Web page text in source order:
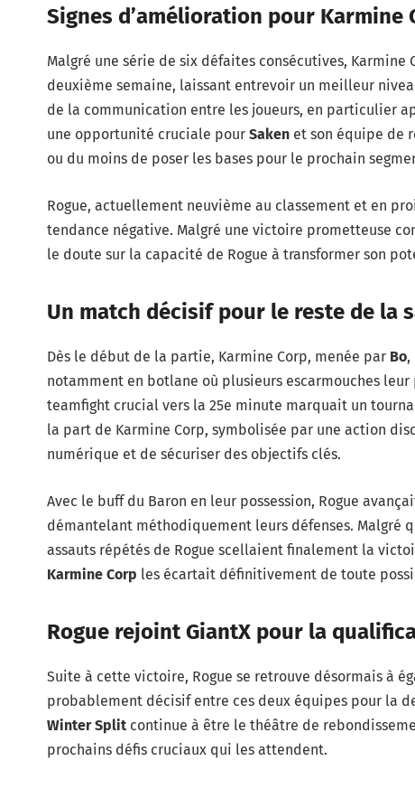
Signes d’amélioration pour Karmine
Malgré une série de six défaites consécutives,
deuxième semaine, laissant entrevoir un meilleur
de la communication entre les joueurs, en particulier
une opportunité cruciale pour Saken et son équipe de
ou du moins de poser les bases pour le prochain
Rogue, actuellement neuvième au classement et en
tendance négative. Malgré une victoire prometteuse
le doute sur la capacité de Rogue à transformer son
Un match décisif pour le reste de la
Dès le début de la partie, Karmine Corp, menée par Bo,
notamment en botlane où plusieurs escarmouches
teamfight crucial vers la 25e minute marquait un
la part de Karmine Corp, symbolisée par une action
numérique et de sécuriser des objectifs clés.
Avec le buff du Baron en leur possession, Rogue
démantelant méthodiquement leurs défenses. Malgré
assauts répétés de Rogue scellaient finalement la
Karmine Corp les écartait définitivement de toute
Rogue rejoint GiantX pour la
Suite à cette victoire, Rogue se retrouve désormais à
probablement décisif entre ces deux équipes pour la
Winter Split continue à être le théâtre de
prochains défis cruciaux qui les attendent.